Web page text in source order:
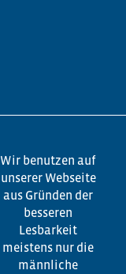
Wir benutzen auf
unserer Webseite
aus Gründen der
besseren
Lesbarkeit
meistens nur die
männliche